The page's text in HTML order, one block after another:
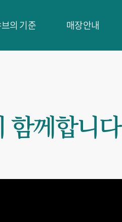
의 기준 매장안내
함께합니다